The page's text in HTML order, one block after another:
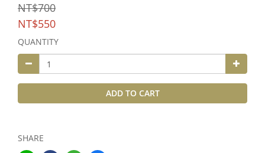
NT$700
NT$550
QUANTITY
ADD TO CART
SHARE